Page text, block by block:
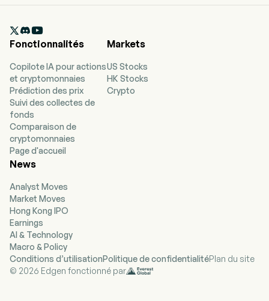
salariés à temps plein. L'entreprise a fait son
introduction en bourse le 22 juin 2017. La société
de publicité et de données, qui propose des
solutions publicitaires basées sur les audiences
et adaptées à plusieurs écrans aux entreprises
et clients publicitaires locaux, régionaux et
nationaux. Elle fournit également des solutions
de connectivité en fibre optique, de bande
passante et des services gérés de niveau
professionnel aux clients entreprises et
hyperscalers, ainsi que du temps publicitaire et
propose divers programmes d'information par
le biais de plateformes traditionnelles linéaires
et numériques destinées aux consommateurs
situés dans l'ensemble de son territoire
d'opération. L'entreprise propose également
divers services vidéo via Optimum TV,
notamment la diffusion de chaînes de télévision
en clair et de réseaux câblés, ainsi que des

Fonctionnalités
Copilote IA pour actions
et cryptomonnaies
Prédiction des prix
Suivi des collectes de
fonds
Comparaison de
cryptomonnaies
Page d'accueil
Markets
US Stocks
HK Stocks
Crypto
News
Analyst Moves
Market Moves
Hong Kong IPO
Earnings
AI & Technology
Macro & Policy
Conditions d’utilisationPolitique de confidentialitéPlan du site
© 2026 Edgen fonctionné par